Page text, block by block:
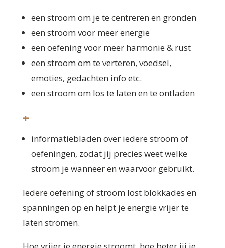
een stroom om je te centreren en gronden
een stroom voor meer energie
een oefening voor meer harmonie & rust
een stroom om te verteren, voedsel,
emoties, gedachten info etc.
een stroom om los te laten en te ontladen
+
informatiebladen over iedere stroom of
oefeningen, zodat jij precies weet welke
stroom je wanneer en waarvoor gebruikt.
Iedere oefening of stroom lost blokkades en
spanningen op en helpt je energie vrijer te
laten stromen.